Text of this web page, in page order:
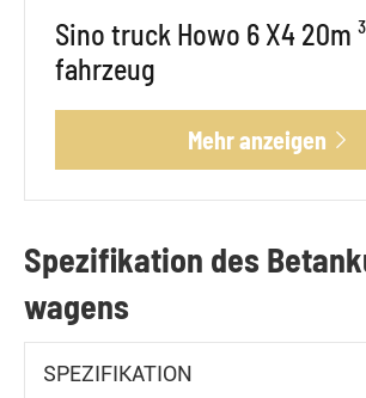
Sino truck Howo 6 X4 20m
fahrzeug
Mehr anzeigen 
Spezifikation des
wagens
SPEZIFIKATION